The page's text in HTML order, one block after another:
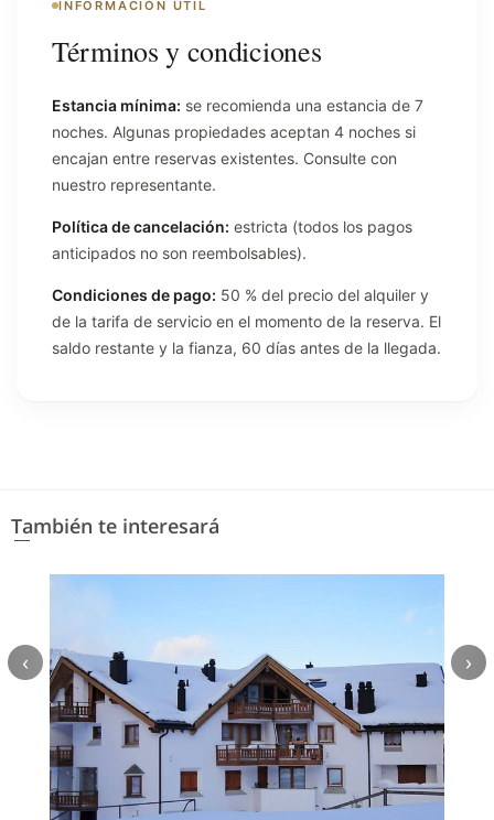
INFORMACIÓN ÚTIL
Términos y condiciones
Estancia mínima: se recomienda una estancia de 7
noches. Algunas propiedades aceptan 4 noches si
encajan entre reservas existentes. Consulte con
nuestro representante.
Política de cancelación: estricta (todos los pagos
anticipados no son reembolsables).
Condiciones de pago: 50 % del precio del alquiler y
de la tarifa de servicio en el momento de la reserva. El
saldo restante y la fianza, 60 días antes de la llegada.
También te interesará
‹ ›